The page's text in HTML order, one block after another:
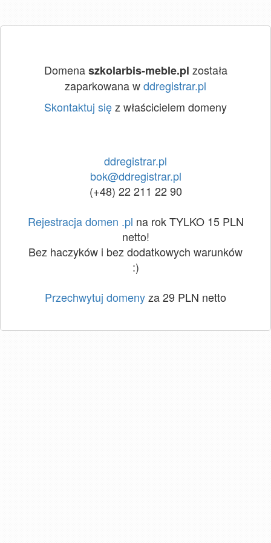
Domenaszkolarbis-meble.pl została
zaparkowana wddregistrar.pl
Skontaktuj sięz właścicielem domeny
ddregistrar.pl
bok@ddregistrar.pl
(+48) 22 211 22 90
Rejestracja domen .pl na rok TYLKO 15 PLN
netto!
Bez haczyków i bez dodatkowych warunków
:)
Przechwytuj domenyza 29 PLN netto